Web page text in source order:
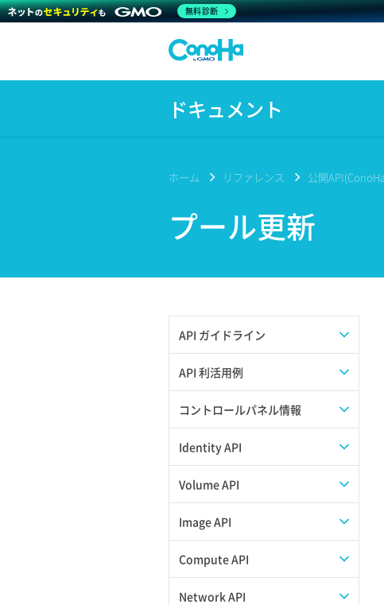
ドキュメント
ホーム リファレンス 公開
プール更新
API ガイドライン
APIのご利用について
API 利活用例
APIでAPIサブユーザーを作成する
APIでVPSにISOイメージを挿入する
APIでVPSを作成する
コントロールパネル情報
APIユーザーを作成する
API情報を確認する
Identity API
Credential一覧取得
Credential作成
Credential削除
Volume API
スナップショット一覧取得
スナップショット作成
スナップショット削除
Image API
ISOイメージアップロード
ISOイメージ作成
Compute API
ISOイメージ挿入/排出
Network API
無料診断